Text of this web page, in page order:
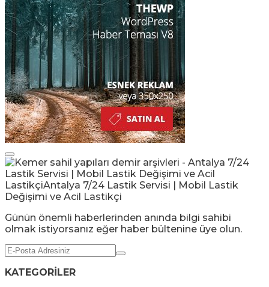
Günün önemli haberlerinden anında bilgi sahibi
olmak istiyorsanız eğer haber bültenine üye olun.
KATEGORİLER